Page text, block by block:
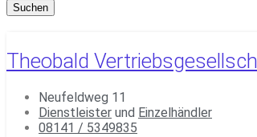
Suchen
Theobald
Neufeldweg 11
Dienstleister und Einzelhändler
08141 / 5349835